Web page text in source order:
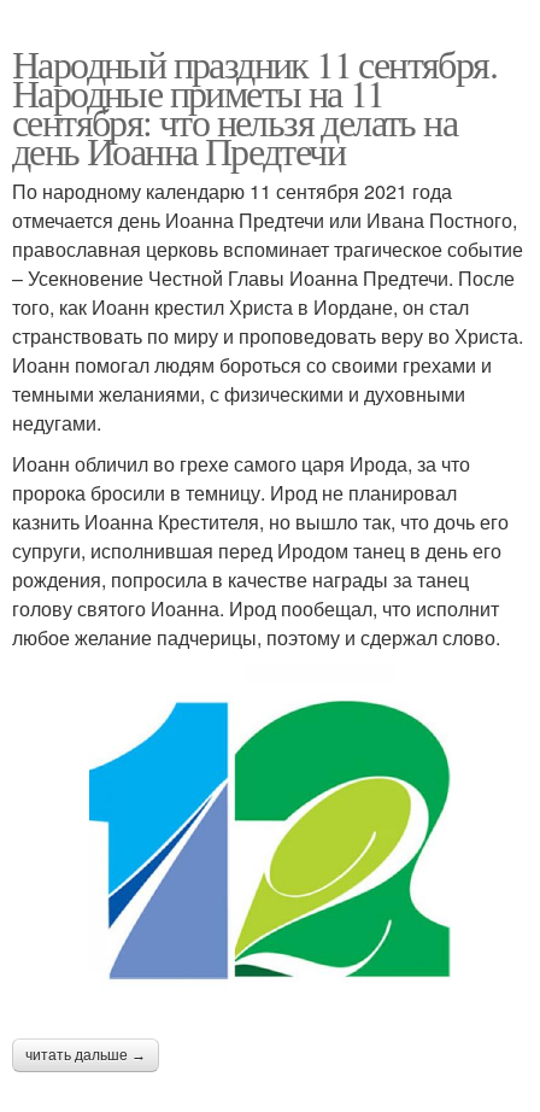
Народный праздник 11 сентября.
Народные приметы на 11
сентября: что нельзя делать на
день Иоанна Предтечи
По народному календарю 11 сентября 2021 года
отмечается день Иоанна Предтечи или Ивана Постного,
православная церковь вспоминает трагическое событие
– Усекновение Честной Главы Иоанна Предтечи. После
того, как Иоанн крестил Христа в Иордане, он стал
странствовать по миру и проповедовать веру во Христа.
Иоанн помогал людям бороться со своими грехами и
темными желаниями, с физическими и духовными
недугами.
Иоанн обличил во грехе самого царя Ирода, за что
пророка бросили в темницу. Ирод не планировал
казнить Иоанна Крестителя, но вышло так, что дочь его
супруги, исполнившая перед Иродом танец в день его
рождения, попросила в качестве награды за танец
голову святого Иоанна. Ирод пообещал, что исполнит
любое желание падчерицы, поэтому и сдержал слово.
читать дальше →